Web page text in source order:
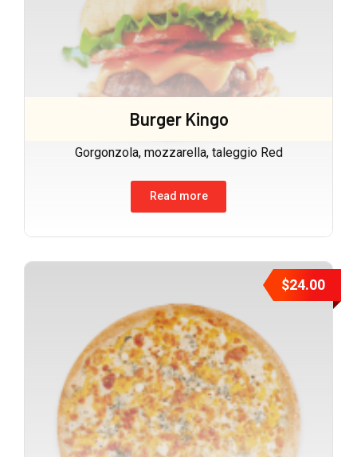
Burger Kingo
Gorgonzola, mozzarella, taleggio Red
Read more
$24.00